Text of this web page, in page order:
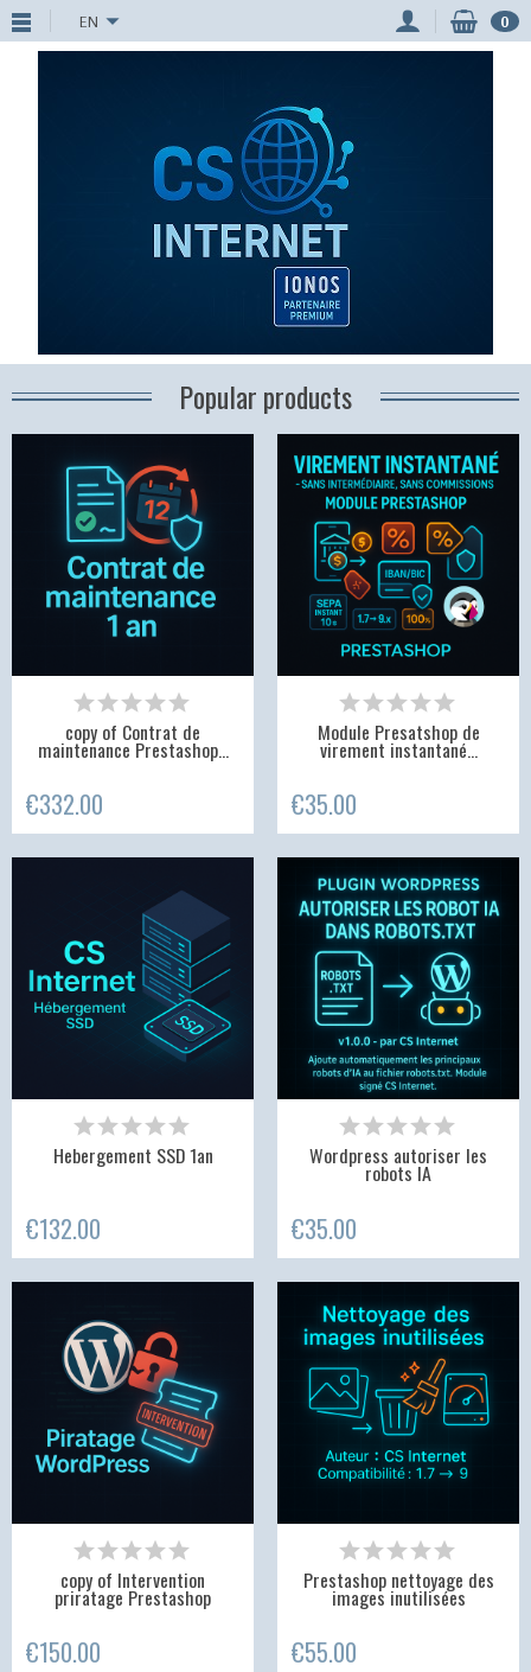
EN 0
Popular products
copy of Contrat de
maintenance Prestashop...
€332.00
Module Presatshop de
virement instantané...
€35.00
Hebergement SSD 1an
€132.00
Wordpress autoriser les
robots IA
€35.00
copy of Intervention
priratage Prestashop
€150.00
Prestashop nettoyage des
images inutilisées
€55.00